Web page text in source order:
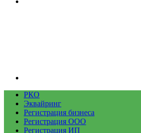
РКО
Эквайринг
Регистрация бизнеса
Регистрация ООО
Регистрация ИП